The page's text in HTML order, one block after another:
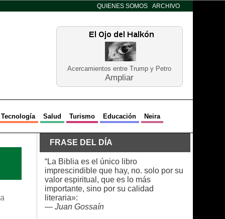
QUIENES SOMOS ARCHIVO
Acercamientos entre Trump y Petro
Ampliar
Tecnología Salud Turismo Educación Neira
FRASE DEL DÍA
“La Biblia es el único libro
imprescindible que hay, no. solo por su
valor espiritual, que es lo más
importante, sino por su calidad
literaria»:
— Juan Gossaín